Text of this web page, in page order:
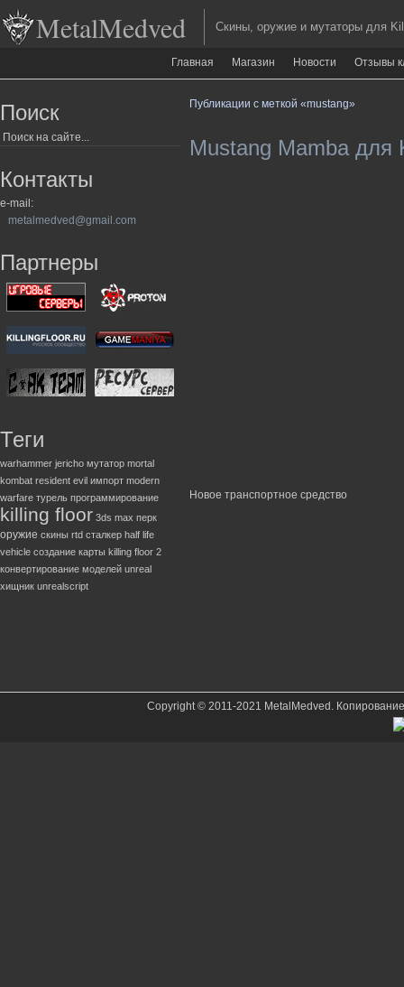
MetalMedved Скины, оружие и мутаторы для
Главная Магазин Новости Отзывы
Поиск
Контакты
e-mail:
metalmedved@gmail.com
Партнеры
Теги
warhammer jericho мутатор mortal
kombat resident evil импорт modern
warfare турель программирование
killing floor 3ds max перк
оружие скины rtd сталкер half life
vehicle создание карты killing floor 2
конвертирование моделей unreal
хищник unrealscript
Публикации с меткой «mustang»
Mustang Mamba для
Новое транспортное средство
Copyright © 2011-2021 MetalMedved.